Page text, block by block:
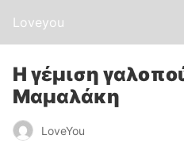
Loveyou
Η γέμιση
Μαμαλάκη
LoveYou